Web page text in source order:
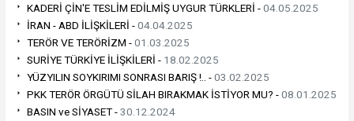
KADERİ ÇİN'E TESLİM EDİLMİŞ UYGUR TÜRKLERİ -04.05.2025
İRAN - ABD İLİŞKİLERİ -04.04.2025
TERÖR VE TERÖRİZM -01.03.2025
SURİYE TÜRKİYE İLİŞKİLERİ - 18.02.2025
YÜZYILIN SOYKIRIMI SONRASI BARIŞ !.. -03.02.2025
PKK TERÖR ÖRGÜTÜ SİLAH BIRAKMAK İSTİYOR MU? -08.01.2025
BASIN ve SİYASET -30.12.2024